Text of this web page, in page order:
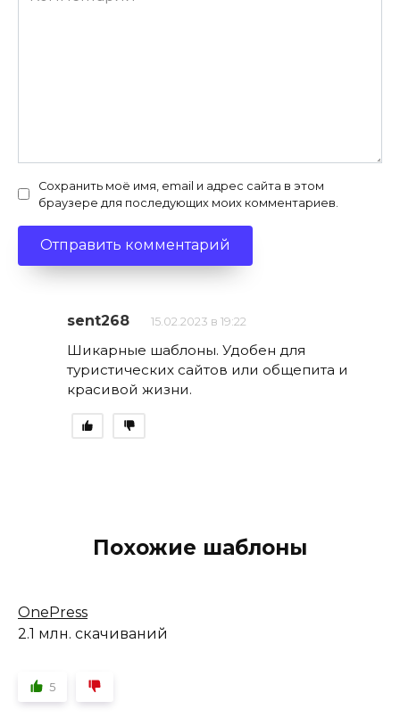
Сохранить моё имя, email и адрес сайта в этом
браузере для последующих моих комментариев.
sent268 15.02.2023 в 19:22
Шикарные шаблоны. Удобен для
туристических сайтов или общепита и
красивой жизни.
Похожие шаблоны
OnePress
2.1 млн. скачиваний
5